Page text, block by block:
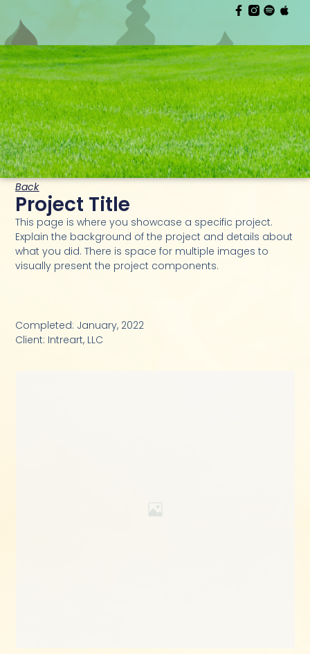
Back
Project Title
This page is where you showcase a specific project.
Explain the background of the project and details about
what you did. There is space for multiple images to
visually present the project components.
Completed: January, 2022
Client: Intreart, LLC